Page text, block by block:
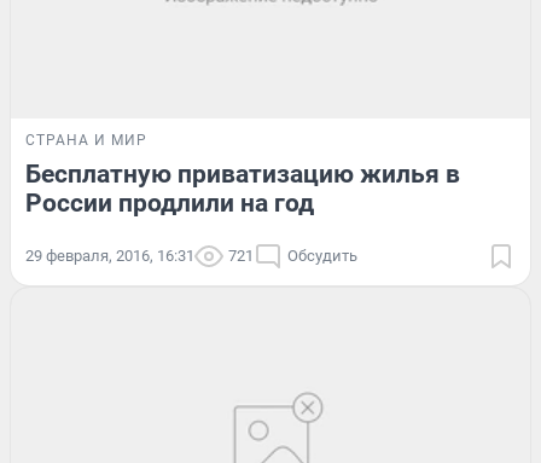
СТРАНА И МИР
Бесплатную приватизацию жилья в
России продлили на год
29 февраля, 2016, 16:31 721 Обсудить